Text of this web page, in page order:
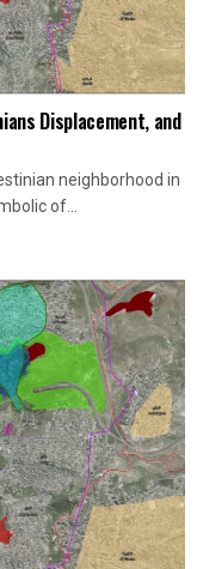
Displacement, and
neighborhood in
of...